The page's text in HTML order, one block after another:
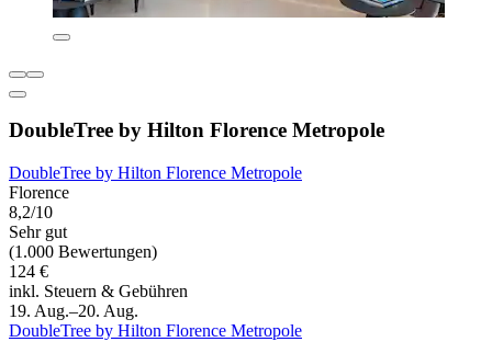
DoubleTree by Hilton Florence Metropole
DoubleTree by Hilton Florence Metropole
Florence
8,2/10
Sehr gut
(1.000 Bewertungen)
124 €
inkl. Steuern & Gebühren
19. Aug.–20. Aug.
DoubleTree by Hilton Florence Metropole